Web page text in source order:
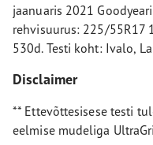
jaanuaris 2021
rehvisuurus: 225/55R17
530d. Testi koht: Ivalo,
Disclaimer
** Ettevõttesisese testi
eelmise mudeliga